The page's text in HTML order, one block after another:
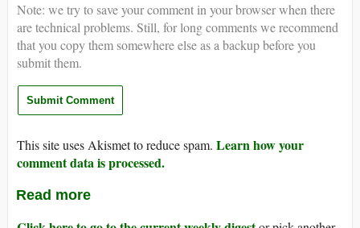
Note: we try to save your comment in your browser when there
are technical problems. Still, for long comments we recommend
that you copy them somewhere else as a backup before you
submit them.
This site uses Akismet to reduce spam. Learn how your
comment data is processed.
Read more